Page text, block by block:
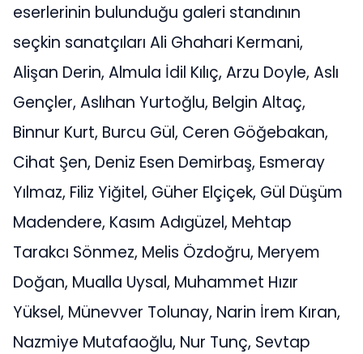
eserlerinin bulunduğu galeri standının
seçkin sanatçıları Ali Ghahari Kermani,
Alişan Derin, Almula İdil Kılıç, Arzu Doyle, Aslı
Gençler, Aslıhan Yurtoğlu, Belgin Altaç,
Binnur Kurt, Burcu Gül, Ceren Göğebakan,
Cihat Şen, Deniz Esen Demirbaş, Esmeray
Yılmaz, Filiz Yiğitel, Güher Elçiçek, Gül Düşüm
Madendere, Kasım Adıgüzel, Mehtap
Tarakcı Sönmez, Melis Özdoğru, Meryem
Doğan, Mualla Uysal, Muhammet Hızır
Yüksel, Münevver Tolunay, Narin İrem Kıran,
Nazmiye Mutafaoğlu, Nur Tunç, Sevtap